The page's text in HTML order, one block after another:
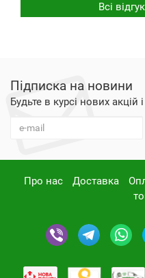
Всі
Підписка на новини
Будьте в курсі нових акцій
Про нас Доставка